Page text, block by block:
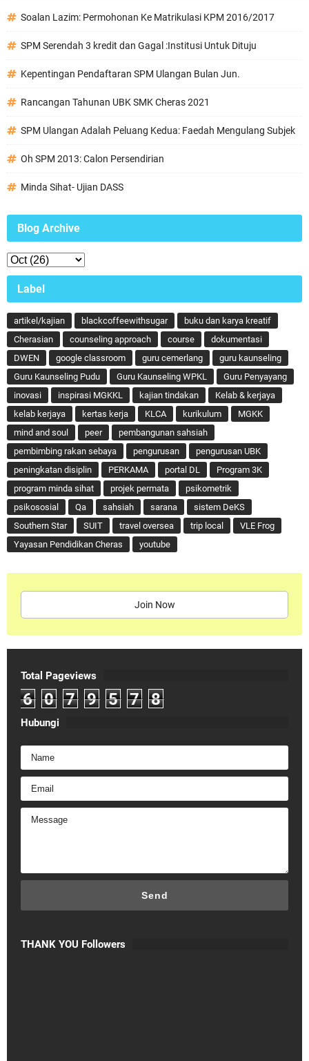
Soalan Lazim: Permohonan Ke Matrikulasi KPM 2016/2017
SPM Serendah 3 kredit dan Gagal :Institusi Untuk Dituju
Kepentingan Pendaftaran SPM Ulangan Bulan Jun.
Rancangan Tahunan UBK SMK Cheras 2021
SPM Ulangan Adalah Peluang Kedua: Faedah Mengulang Subjek
Oh SPM 2013: Calon Persendirian
Minda Sihat- Ujian DASS
Blog Archive
Label
artikel/kajian blackcoffeewithsugar
buku dan karya kreatif
Cherasian
counseling approach course
dokumentasi
DWEN
google classroom guru cemerlang
guru kaunseling
Guru Kaunseling Pudu
Guru Kaunseling WPKL
Guru Penyayang
inovasi
inspirasi MGKKL kajian tindakan
Kelab & kerjaya
kelab kerjaya
kertas kerja KLCA kurikulum
MGKK
mind and soul
peer
pembangunan sahsiah
pembimbing rakan sebaya
pengurusan
pengurusan UBK
peningkatan disiplin
PERKAMA portal DL
Program 3K
program minda sihat
projek permata
psikometrik
psikososial
Qa sahsiah sarana
sistem DeKS
Southern Star
SUIT travel oversea trip local
VLE Frog
Yayasan Pendidikan Cheras
youtube
Join Now
Total Pageviews
6 0 7 9 5 7 8
Hubungi
THANK YOU Followers